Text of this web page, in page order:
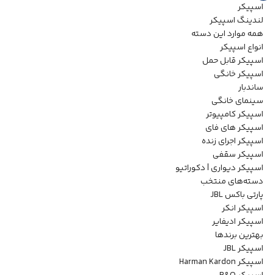
اسپیکر
لندینگ اسپیکر
همه موارد این دسته
انواع اسپیکر
اسپیکر قابل حمل
اسپیکر خانگی
ساندبار
سینمای خانگی
اسپیکر کامپیوتر
اسپیکر های فای
اسپیکر اجرای زنده
اسپیکر سقفی
اسپیکر دیواری | دکوراتیو
دسته‌های منتخب
پارتی باکس JBL
اسپیکر انکر
اسپیکر ادیفایر
بهترین برندها
اسپیکر JBL
اسپیکر Harman Kardon